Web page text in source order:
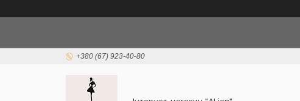
+380 (67) 923-40-80